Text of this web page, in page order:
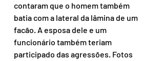
contaram que o homem também
batia com a lateral da lâmina de um
facão. A esposa dele e um
funcionário também teriam
participado das agressões. Fotos